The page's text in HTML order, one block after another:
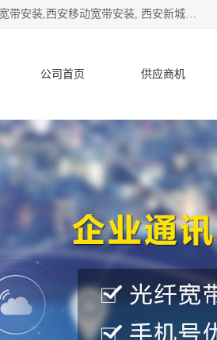
公司主要经营西安电信宽带安装,西安光纤专线安装,西安宽带安装,西安宽带办理,西安联通宽带安装,西安移动宽带安装, 西安新城赛派通讯商行从事西安地区的联通，移动，电信宽带安装，光纤专线安装，宽带办理等业务
公司首页 供应商机
产品知识 客户案例